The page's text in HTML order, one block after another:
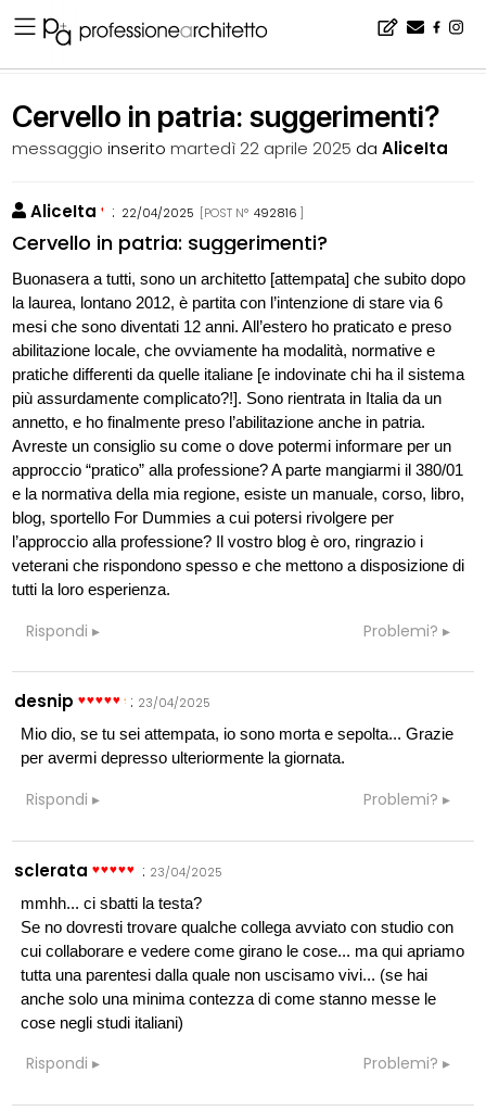
Cervello in patria: suggerimenti?
messaggio inseritomartedì 22 aprile 2025 daAliceIta
AliceIta : 22/04/2025 [POST N° 492816 ]
Cervello in patria: suggerimenti?
Buonasera a tutti, sono un architetto [attempata] che subito dopo
la laurea, lontano 2012, è partita con l’intenzione di stare via 6
mesi che sono diventati 12 anni. All’estero ho praticato e preso
abilitazione locale, che ovviamente ha modalità, normative e
pratiche differenti da quelle italiane [e indovinate chi ha il sistema
più assurdamente complicato?!]. Sono rientrata in Italia da un
annetto, e ho finalmente preso l’abilitazione anche in patria.
Avreste un consiglio su come o dove potermi informare per un
approccio “pratico” alla professione? A parte mangiarmi il 380/01
e la normativa della mia regione, esiste un manuale, corso, libro,
blog, sportello For Dummies a cui potersi rivolgere per
l’approccio alla professione? Il vostro blog è oro, ringrazio i
veterani che rispondono spesso e che mettono a disposizione di
tutti la loro esperienza.
Rispondi Problemi?
desnip : 23/04/2025
Mio dio, se tu sei attempata, io sono morta e sepolta... Grazie
per avermi depresso ulteriormente la giornata.
Rispondi Problemi?
sclerata : 23/04/2025
mmhh... ci sbatti la testa?
Se no dovresti trovare qualche collega avviato con studio con
cui collaborare e vedere come girano le cose... ma qui apriamo
tutta una parentesi dalla quale non uscisamo vivi... (se hai
anche solo una minima contezza di come stanno messe le
cose negli studi italiani)
Rispondi Problemi?